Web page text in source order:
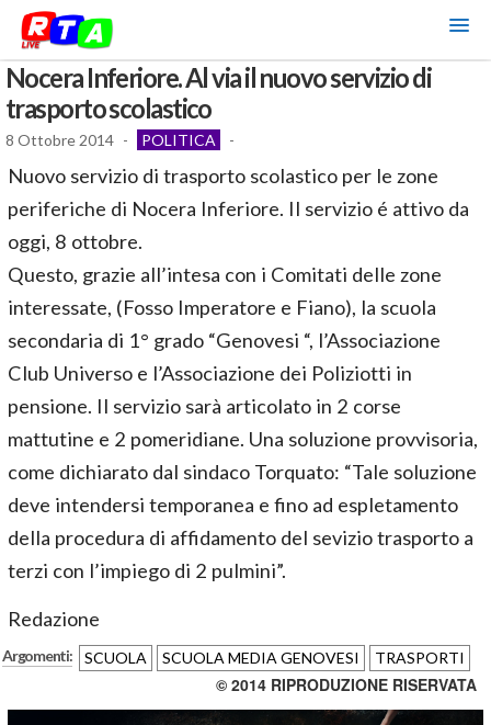
Nocera Inferiore. Al via il nuovo servizio di
trasporto scolastico
8 Ottobre 2014 - POLITICA -
Nuovo servizio di trasporto scolastico per le zone
periferiche di Nocera Inferiore. Il servizio é attivo da
oggi, 8 ottobre.
Questo, grazie all’intesa con i Comitati delle zone
interessate, (Fosso Imperatore e Fiano), la scuola
secondaria di 1° grado “Genovesi “, l’Associazione
Club Universo e l’Associazione dei Poliziotti in
pensione. Il servizio sarà articolato in 2 corse
mattutine e 2 pomeridiane. Una soluzione provvisoria,
come dichiarato dal sindaco Torquato: “Tale soluzione
deve intendersi temporanea e fino ad espletamento
della procedura di affidamento del sevizio trasporto a
terzi con l’impiego di 2 pulmini”.
Redazione
Argomenti: SCUOLA SCUOLA MEDIA GENOVESI TRASPORTI
© 2014 RIPRODUZIONE RISERVATA